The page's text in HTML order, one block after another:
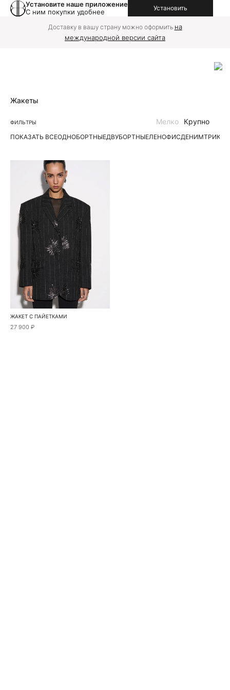
Установите наше приложение
С ним покупки удобнее
Установить
Доставку в вашу страну можно оформить на
международной версии сайта
Жакеты
ФИЛЬТРЫ
ПОКАЗАТЬ ВСЕОДНОБОРТНЫЕДВУБОРТНЫЕЛЕНОФИСДЕНИМ
Мелко Крупно
ЖАКЕТ С ПАЙЕТКАМИ
27 900 ₽